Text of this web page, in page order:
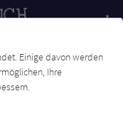
Newsletter
Einige davon werden
Ihre